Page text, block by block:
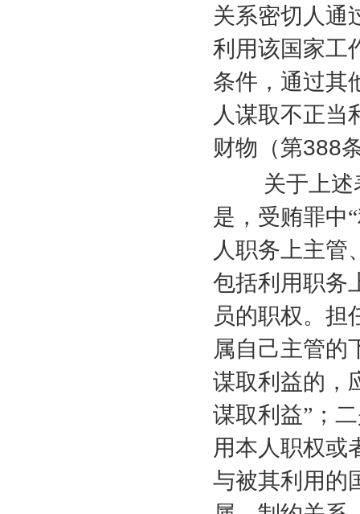
关系密切人通
利用该国家工
条件，通过其
人谋取不正当
财物（第388
关于上述表
是，受贿罪中
人职务上主管
包括利用职务
员的职权。担
属自己主管的
谋取利益的，
谋取利益”；
用本人职权或
与被其利用的